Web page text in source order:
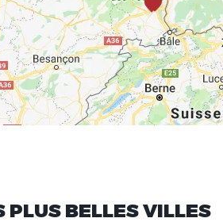
PLUS BELLES VILLES